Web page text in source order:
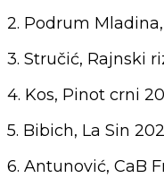
2. Podrum
3. Stručić, Rajnski
4. Kos, Pinot crni
5. Bibich, La Sin
6. Antunović, CaB